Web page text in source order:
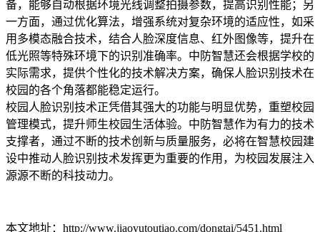
备，能够自动根据环境光线调整拍摄参数，提高识别性能；另
一方面，通过优化算法，增强系统对复杂环境的适应性，如采
用多模态融合技术，结合人脸深度信息、红外图像等，提升在
低光照等特殊环境下的识别准确率。中防智慧还会根据学校的
实际需求，提供个性化的技术解决方案，确保人脸识别技术在
校园的各个角落都能稳定运行。
校园人脸识别技术正凭借其强大的功能与明显优势，重塑校园
管理模式，提升师生校园生活体验。中防智慧作为有力的技术
支撑者，通过不断的技术创新与质量服务，必将在智慧校园建
设中推动人脸识别技术发挥更为重要的作用，为校园发展注入
源源不断的科技动力。
本文地址：http://www.jiaoyutoutiao.com/dongtai/5451.html